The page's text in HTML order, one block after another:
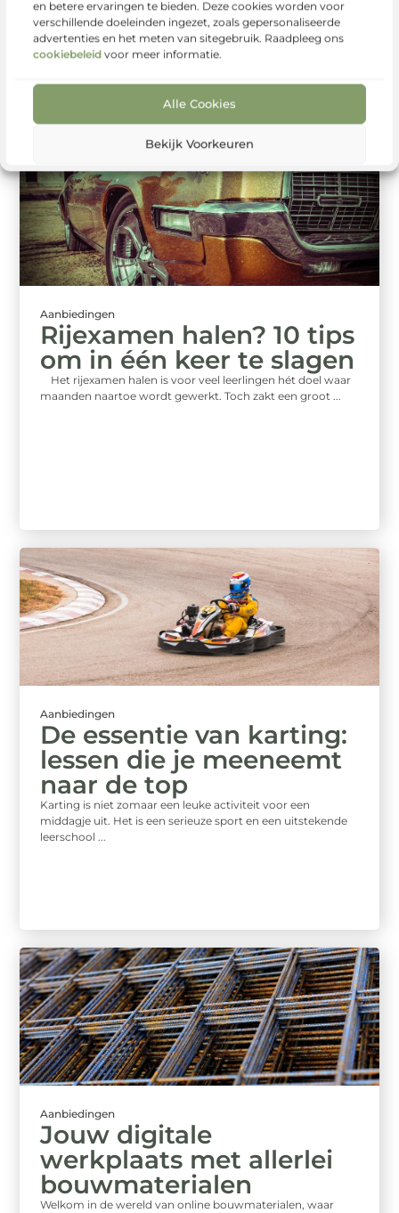
en betere ervaringen te bieden. Deze cookies worden voor
verschillende doeleinden ingezet, zoals gepersonaliseerde
advertenties en het meten van sitegebruik. Raadpleeg ons
cookiebeleid voor meer informatie.
Alle Cookies
Bekijk Voorkeuren
Technologie speelt een steeds grotere rol in ons dagelijks
leven, en dat geldt ook voor woningbeveiliging. Slimme
sloten winnen snel ...
Aanbiedingen
Rijexamen halen? 10 tips
om in één keer te slagen
Het rijexamen halen is voor veel leerlingen hét doel waar
maanden naartoe wordt gewerkt. Toch zakt een groot ...
Aanbiedingen
De essentie van karting:
lessen die je meeneemt
naar de top
Karting is niet zomaar een leuke activiteit voor een
middagje uit. Het is een serieuze sport en een uitstekende
leerschool ...
Aanbiedingen
Jouw digitale
werkplaats met allerlei
bouwmaterialen
Welkom in de wereld van online bouwmaterialen, waar